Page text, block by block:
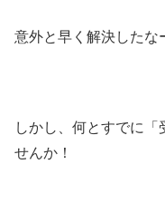
意外と早く解決したな
しかし、何とすでに「
せんか！